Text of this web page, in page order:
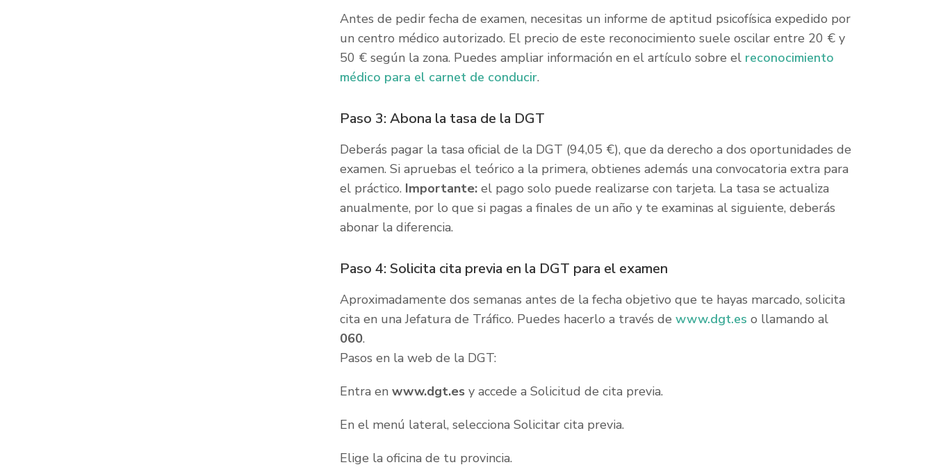
Antes de pedir fecha de examen, necesitas un informe de aptitud psicofísica expedido por
un centro médico autorizado. El precio de este reconocimiento suele oscilar entre 20 € y
50 € según la zona. Puedes ampliar información en el artículo sobre el reconocimiento
médico para el carnet de conducir.
Paso 3: Abona la tasa de la DGT
Deberás pagar la tasa oficial de la DGT (94,05 €), que da derecho a dos oportunidades de
examen. Si apruebas el teórico a la primera, obtienes además una convocatoria extra para
el práctico. Importante:el pago solo puede realizarse con tarjeta. La tasa se actualiza
anualmente, por lo que si pagas a finales de un año y te examinas al siguiente, deberás
abonar la diferencia.
Paso 4: Solicita cita previa en la DGT para el examen
Aproximadamente dos semanas antes de la fecha objetivo que te hayas marcado, solicita
cita en una Jefatura de Tráfico. Puedes hacerlo a través de www.dgt.es o llamando al
060.
Pasos en la web de la DGT:
Entra en www.dgt.esy accede a Solicitud de cita previa.
En el menú lateral, selecciona Solicitar cita previa.
Elige la oficina de tu provincia.